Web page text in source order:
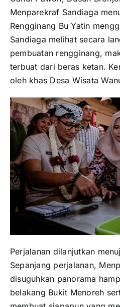
Menparekraf Sandiaga
Rengginang Bu Yatin
Sandiaga melihat secara
pembuatan rengginang,
terbuat dari beras ketan.
oleh khas Desa Wisata
Perjalanan dilanjutkan
Sepanjang perjalanan,
disuguhkan panorama
belakang Bukit Menoreh